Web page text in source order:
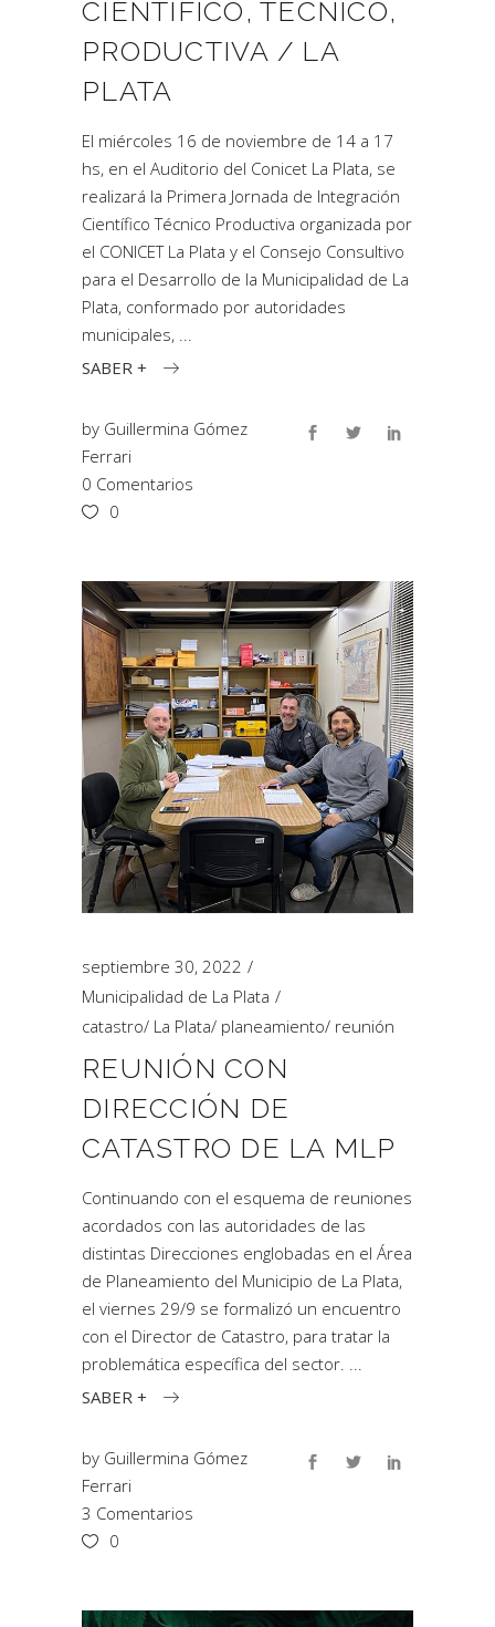
CIENTÍFICO, TÉCNICO,
PRODUCTIVA / LA
PLATA
El miércoles 16 de noviembre de 14 a 17
hs, en el Auditorio del Conicet La Plata, se
realizará la Primera Jornada de Integración
Científico Técnico Productiva organizada por
el CONICET La Plata y el Consejo Consultivo
para el Desarrollo de la Municipalidad de La
Plata, conformado por autoridades
municipales,
SABER +
by Guillermina Gómez
Ferrari
0 Comentarios
0
septiembre 30, 2022
Municipalidad de La Plata
catastro/ La Plata/ planeamiento/ reunión
REUNIÓN CON
DIRECCIÓN DE
CATASTRO DE LA MLP
Continuando con el esquema de reuniones
acordados con las autoridades de las
distintas Direcciones englobadas en el Área
de Planeamiento del Municipio de La Plata,
el viernes 29/9 se formalizó un encuentro
con el Director de Catastro, para tratar la
problemática específica del sector.
SABER +
by Guillermina Gómez
Ferrari
3 Comentarios
0